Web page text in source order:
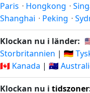
Paris · Hongkong ·
Shanghai · Peking ·
Klockan nu i länder:
Storbritannien | 🇩🇪
🇨🇦 Kanada | 🇦🇺
Klockan nu i tidszoner